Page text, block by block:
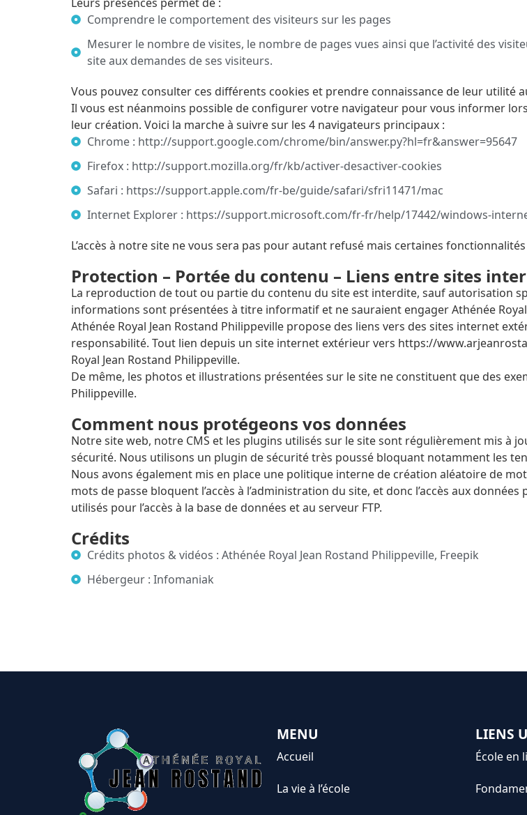
Comprendre le comportement des visiteurs sur les pages
Mesurer le nombre de visites, le nombre de pages vues ainsi que l’activité des
site aux demandes de ses visiteurs.
Vous pouvez consulter ces différents cookies et prendre connaissance de leur utilité
Il vous est néanmoins possible de configurer votre navigateur pour vous informer
leur création. Voici la marche à suivre sur les 4 navigateurs principaux :
Chrome : http://support.google.com/chrome/bin/answer.py?hl=fr&answer=95647
Firefox : http://support.mozilla.org/fr/kb/activer-desactiver-cookies
Safari : https://support.apple.com/fr-be/guide/safari/sfri11471/mac
Internet Explorer : https://support.microsoft.com/fr-fr/help/17442/windows-
L’accès à notre site ne vous sera pas pour autant refusé mais certaines
Protection – Portée du contenu – Liens entre sites
La reproduction de tout ou partie du contenu du site est interdite, sauf autorisation
informations sont présentées à titre informatif et ne sauraient engager Athénée
Athénée Royal Jean Rostand Philippeville propose des liens vers des sites internet
responsabilité. Tout lien depuis un site internet extérieur vers https://
Royal Jean Rostand Philippeville.
De même, les photos et illustrations présentées sur le site ne constituent que des
Philippeville.
Comment nous protégeons vos données
Notre site web, notre CMS et les plugins utilisés sur le site sont régulièrement mis à
sécurité. Nous utilisons un plugin de sécurité très poussé bloquant notamment les
Nous avons également mis en place une politique interne de création aléatoire de
mots de passe bloquent l’accès à l’administration du site, et donc l’accès aux
utilisés pour l’accès à la base de données et au serveur FTP.
Crédits
Crédits photos & vidéos : Athénée Royal Jean Rostand Philippeville, Freepik
Hébergeur : Infomaniak
MENU
Accueil
La vie à l’école
LIENS
École en